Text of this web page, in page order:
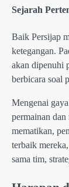
Sejarah
Baik Persijap
ketegangan.
akan dipenuhi
berbicara soal
Mengenai
permainan
mematikan,
terbaik
sama tim,